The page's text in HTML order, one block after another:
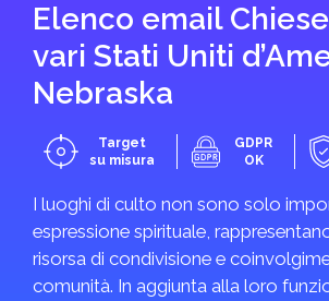
Elenco email
vari Stati Uniti
Nebraska
Target
su misura
GDPR
OK
I luoghi di culto non sono solo
espressione spirituale,
risorsa di condivisione e
comunità. In aggiunta alla loro